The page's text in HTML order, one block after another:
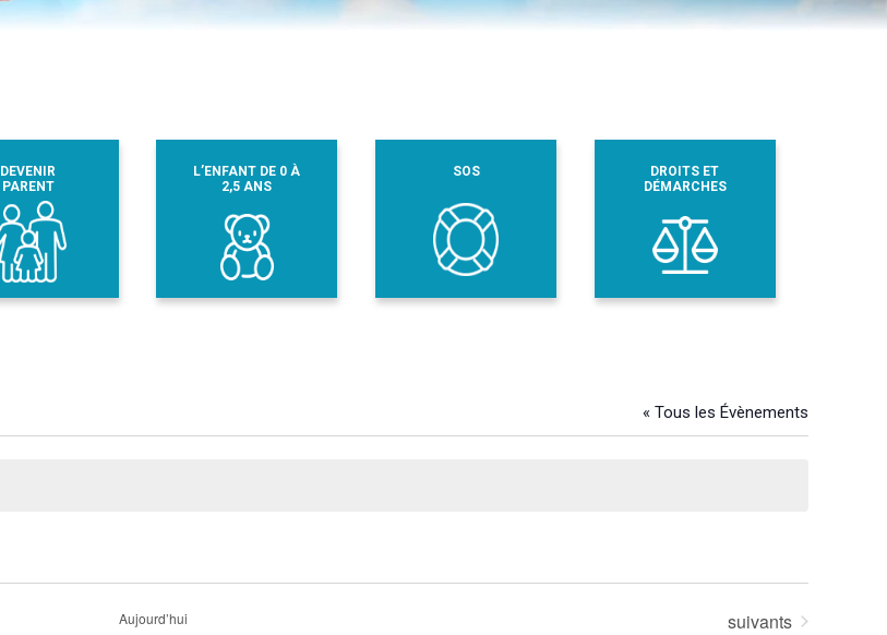
DEVENIR
PARENT
L’ENFANT DE 0 À
2,5 ANS
SOS
DROITS ET
DÉMARCHES
« Tous les Évènements
Aujourd’hui Évènements
suivants